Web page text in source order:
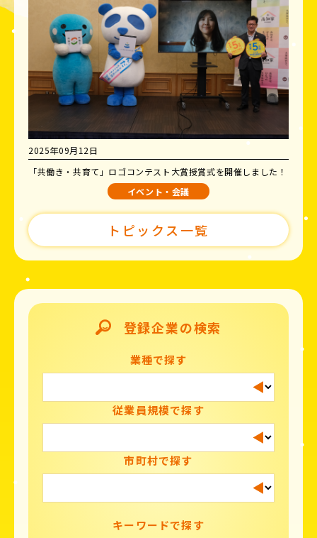
2025年09月12日
「共働き・共育て」ロゴコンテスト大賞授賞式を開催しました！
イベント・会議
トピックス一覧
登録企業の検索
業種で探す
従業員規模で探す
市町村で探す
キーワードで探す